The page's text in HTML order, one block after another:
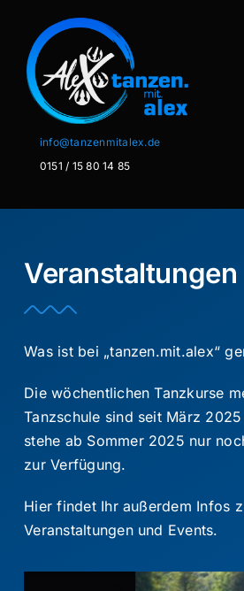
springen
info@tanzenmitalex.de
0151 / 15 80 14 85
Home
Privatstunden
Schminken
Kontakt
Suche
Veranstaltungen
Was ist bei „tanzen.mit.alex“
Die wöchentlichen Tanzkurse
Tanzschule sind seit März
stehe ab Sommer 2025 nur
zur Verfügung.
Hier findet Ihr außerdem Infos
Veranstaltungen und Events.